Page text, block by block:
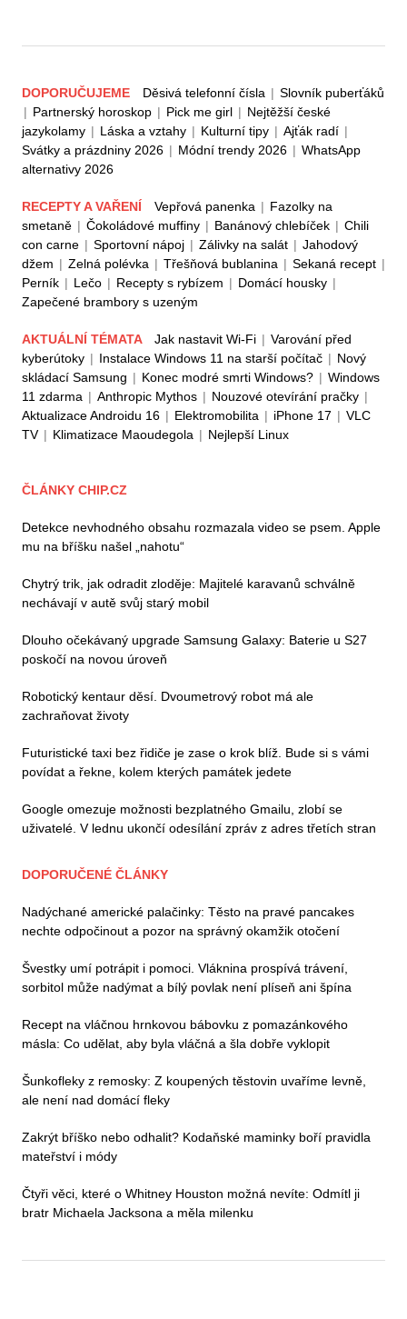
DOPORUČUJEME Děsivá telefonní čísla | Slovník puberťáků
| Partnerský horoskop | Pick me girl | Nejtěžší české
jazykolamy | Láska a vztahy | Kulturní tipy | Ajťák radí |
Svátky a prázdniny 2026 | Módní trendy 2026 | WhatsApp
alternativy 2026
RECEPTY A VAŘENÍ Vepřová panenka | Fazolky na
smetaně | Čokoládové muffiny | Banánový chlebíček | Chili
con carne | Sportovní nápoj | Zálivky na salát | Jahodový
džem | Zelná polévka | Třešňová bublanina | Sekaná recept |
Perník | Lečo | Recepty s rybízem | Domácí housky |
Zapečené brambory s uzeným
AKTUÁLNÍ TÉMATA Jak nastavit Wi-Fi | Varování před
kyberútoky | Instalace Windows 11 na starší počítač | Nový
skládací Samsung | Konec modré smrti Windows? | Windows
11 zdarma | Anthropic Mythos | Nouzové otevírání pračky |
Aktualizace Androidu 16 | Elektromobilita | iPhone 17 | VLC
TV | Klimatizace Maoudegola | Nejlepší Linux
ČLÁNKY CHIP.CZ
Detekce nevhodného obsahu rozmazala video se psem. Apple
mu na bříšku našel „nahotu“
Chytrý trik, jak odradit zloděje: Majitelé karavanů schválně
nechávají v autě svůj starý mobil
Dlouho očekávaný upgrade Samsung Galaxy: Baterie u S27
poskočí na novou úroveň
Robotický kentaur děsí. Dvoumetrový robot má ale
zachraňovat životy
Futuristické taxi bez řidiče je zase o krok blíž. Bude si s vámi
povídat a řekne, kolem kterých památek jedete
Google omezuje možnosti bezplatného Gmailu, zlobí se
uživatelé. V lednu ukončí odesílání zpráv z adres třetích stran
DOPORUČENÉ ČLÁNKY
Nadýchané americké palačinky: Těsto na pravé pancakes
nechte odpočinout a pozor na správný okamžik otočení
Švestky umí potrápit i pomoci. Vláknina prospívá trávení,
sorbitol může nadýmat a bílý povlak není plíseň ani špína
Recept na vláčnou hrnkovou bábovku z pomazánkového
másla: Co udělat, aby byla vláčná a šla dobře vyklopit
Šunkofleky z remosky: Z koupených těstovin uvaříme levně,
ale není nad domácí fleky
Zakrýt bříško nebo odhalit? Kodaňské maminky boří pravidla
mateřství i módy
Čtyři věci, které o Whitney Houston možná nevíte: Odmítl ji
bratr Michaela Jacksona a měla milenku